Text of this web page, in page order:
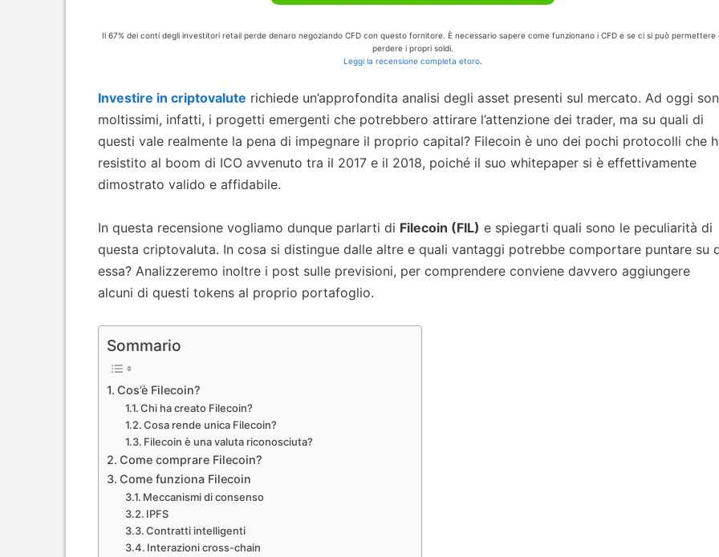
Il 67% dei conti degli investitori retail perde denaro negoziando CFD con questo fornitore. È necessario sapere come funzionano i CFD e se ci si può permettere
perdere i propri soldi.
Leggi la recensione completa etoro
Investire in criptovalute richiede un’approfondita analisi degli asset presenti sul mercato. Ad oggi
moltissimi, infatti, i progetti emergenti che potrebbero attirare l’attenzione dei trader, ma su quali di
questi vale realmente la pena di impegnare il proprio capital? Filecoin è uno dei pochi protocolli che
resistito al boom di ICO avvenuto tra il 2017 e il 2018, poiché il suo whitepaper si è effettivamente
dimostrato valido e affidabile.
In questa recensione vogliamo dunque parlarti di Filecoin (FIL) e spiegarti quali sono le peculiarità di
questa criptovaluta. In cosa si distingue dalle altre e quali vantaggi potrebbe comportare puntare su
essa? Analizzeremo inoltre i post sulle previsioni, per comprendere conviene davvero aggiungere
alcuni di questi tokens al proprio portafoglio.
Sommario
Cos’è Filecoin?
Chi ha creato Filecoin?
Cosa rende unica Filecoin?
Filecoin è una valuta riconosciuta?
Come comprare Filecoin?
Come funziona Filecoin
Meccanismi di consenso
IPFS
Contratti intelligenti
Interazioni cross-chain